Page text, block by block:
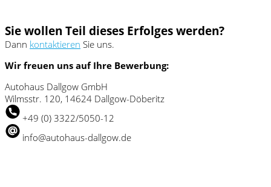
Sie wollen Teil dieses Erfolges werden?
Dann kontaktieren Sie uns.
Wir freuen uns auf Ihre Bewerbung:
Autohaus Dallgow GmbH
Wilmsstr. 120, 14624 Dallgow-Döberitz
+49 (0) 3322/5050-12
info@autohaus-dallgow.de